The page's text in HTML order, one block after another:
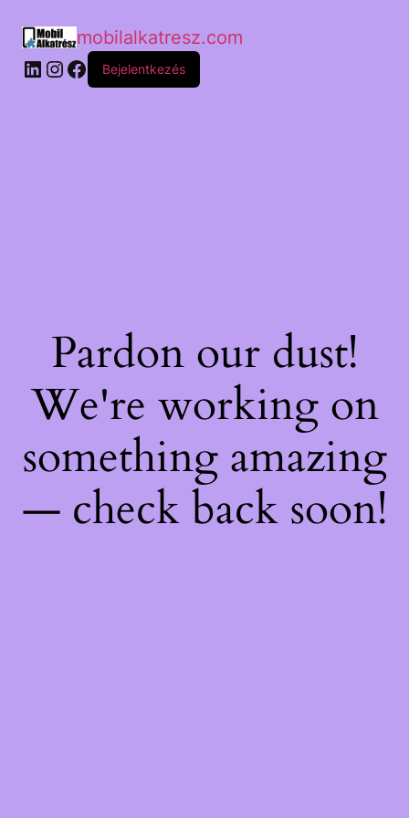
mobilalkatresz.com
Bejelentkezés
Pardon our dust!
We're working on
something amazing
— check back soon!